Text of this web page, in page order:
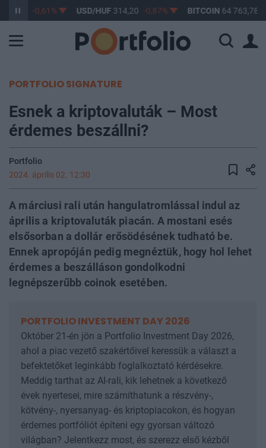
-0,61% USD/HUF314,20 -0,87% BITCOIN64 763,78
PORTFOLIO SIGNATURE
Esnek a kriptovaluták – Most
érdemes beszállni?
Portfolio
2024. április 02. 12:30
A márciusi rali után hangulatromlással indul az
április a kriptovaluták piacán. A mostani esés
elsősorban a dollár erősödésének tudható be.
Ennek apropóján pedig megnéztük, hogy hol lehet
érdemes a beszálláson gondolkodni
legnépszerűbb coinok esetében.
PORTFOLIO INVESTMENT DAY 2026
Október 21-én jön a Portfolio Investment Day 2026,
ahol a piac vezető szakértőivel keressük a választ a
befektetőket leginkább foglalkoztató kérdésekre.
Meddig tarthat az AI-rali, kik lehetnek a következő
évek nyertesei, mire számíthatunk a részvény-,
kötvény-, nyersanyag- és kriptopiacokon, és hogyan
érdemes portfóliót építeni egy gyorsan változó
világban? Jelentkezz most, és szerezz első kézből